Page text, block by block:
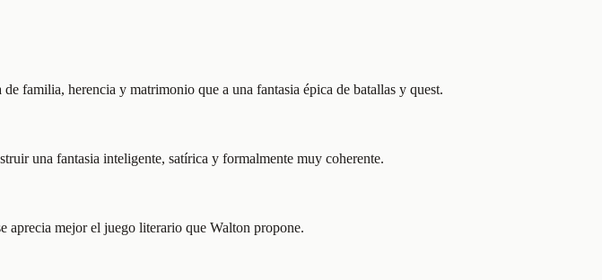
familia, herencia y matrimonio que a una fantasia épica de batallas y quest.
una fantasia inteligente, satírica y formalmente muy coherente.
aprecia mejor el juego literario que Walton propone.